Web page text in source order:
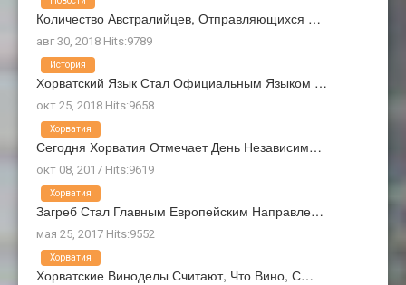
Количество Австралийцев, Отправляющихся …
авг 30, 2018 Hits:9789
Хорватский Язык Стал Официальным Языком …
окт 25, 2018 Hits:9658
История
Сегодня Хорватия Отмечает День Независим…
окт 08, 2017 Hits:9619
Хорватия
Загреб Стал Главным Европейским Направле…
мая 25, 2017 Hits:9552
Хорватия
Хорватские Виноделы Считают, Что Вино, С…
Хорватия